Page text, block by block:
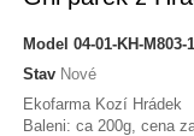
Model 04-01-KH-M803-1
Stav Nové
Ekofarma Kozí Hrádek
Baleni: ca 200g, cena